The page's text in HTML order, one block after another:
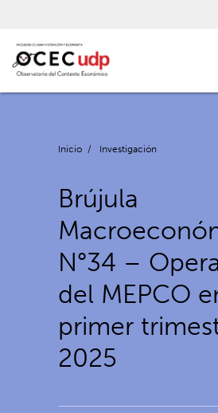
Inicio / Investigación
Brújula
N°34 –
del MEPCO
primer
2025